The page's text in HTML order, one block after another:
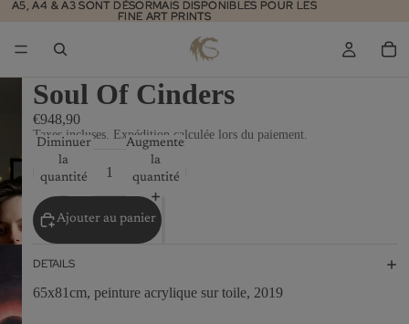
A5, A4 & A3 SONT DÉSORMAIS DISPONIBLES POUR LES
FINE ART PRINTS
A5, A4 & A3 SONT DÉSORMAIS DISPONIBLES POUR LES
FINE ART PRINTS
Soul Of Cinders
€948,90
Taxes incluses. Expédition calculée lors du paiement.
Diminuer
la
quantité
Augmenter
la
quantité
Ajouter au panier
DETAILS
65x81cm, peinture acrylique sur toile, 2019